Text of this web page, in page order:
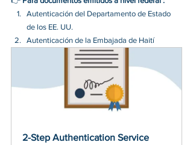
Autenticación del Departamento de Estado
de los EE. UU.
Autenticación de la Embajada de Haití
2-Step Authentication Service